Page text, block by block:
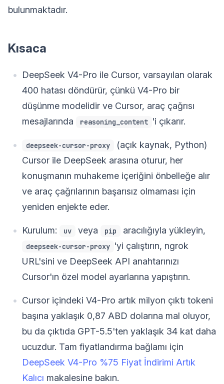
bulunmaktadır.
Kısaca
DeepSeek V4-Pro ile Cursor, varsayılan olarak
400 hatası döndürür, çünkü V4-Pro bir
düşünme modelidir ve Cursor, araç çağrısı
mesajlarında
reasoning_content 'i çıkarır.
deepseek-cursor-proxy
(açık kaynak, Python)
Cursor ile DeepSeek arasına oturur, her
konuşmanın muhakeme içeriğini önbelleğe alır
ve araç çağrılarının başarısız olmaması için
yeniden enjekte eder.
Kurulum: uv veya pip aracılığıyla yükleyin,
deepseek-cursor-proxy 'yi çalıştırın, ngrok
URL'sini ve DeepSeek API anahtarınızı
Cursor'ın özel model ayarlarına yapıştırın.
Cursor içindeki V4-Pro artık milyon çıktı tokeni
başına yaklaşık 0,87 ABD dolarına mal oluyor,
bu da çıktıda GPT-5.5'ten yaklaşık 34 kat daha
ucuzdur. Tam fiyatlandırma bağlamı için
DeepSeek V4-Pro %75 Fiyat İndirimi Artık
Kalıcı makalesine bakın.